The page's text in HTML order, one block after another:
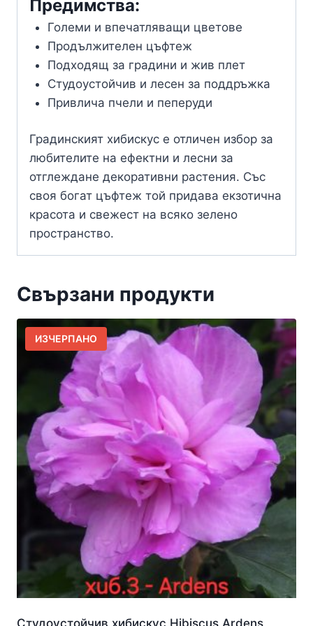
Предимства:
Големи и впечатляващи цветове
Продължителен цъфтеж
Подходящ за градини и жив плет
Студоустойчив и лесен за поддръжка
Привлича пчели и пеперуди
Градинският хибискус е отличен избор за
любителите на ефектни и лесни за
отглеждане декоративни растения. Със
своя богат цъфтеж той придава екзотична
красота и свежест на всяко зелено
пространство.
Свързани продукти
ИЗЧЕРПАНО